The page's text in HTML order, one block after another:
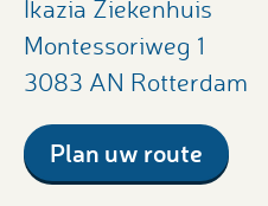
Ikazia Ziekenhuis
Montessoriweg 1
3083 AN Rotterdam
Plan uw route